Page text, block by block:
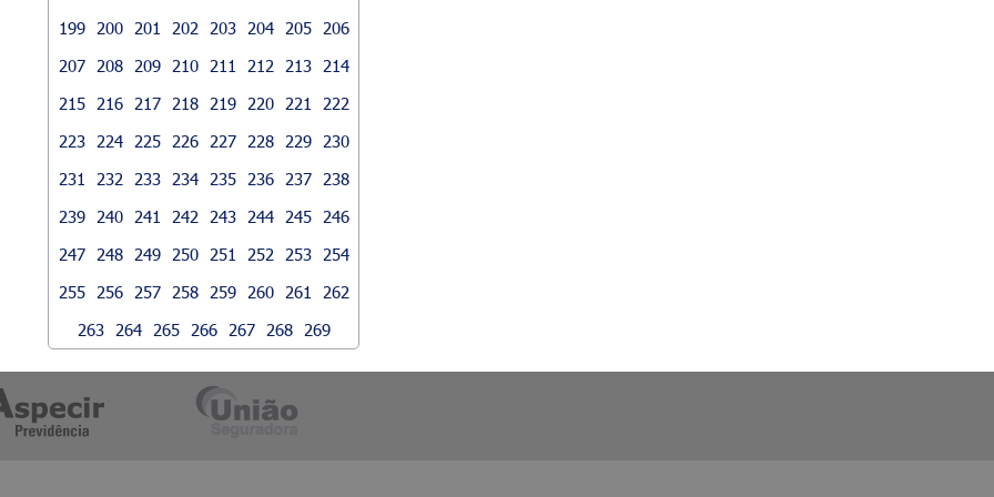
199
200 201 202 203 204 205
206
207
208 209 210 211 212 213
214
215
216 217 218 219 220 221
222
223
224 225 226 227 228 229
230
231
232 233 234 235 236 237
238
239
240 241 242 243 244 245
246
247
248 249 250 251 252 253
254
255
256 257 258 259 260 261
262
263
264 265 266 267 268 269